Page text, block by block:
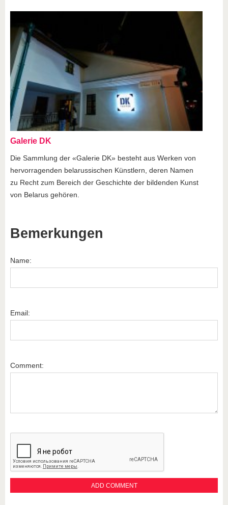
Galerie DK
Die Sammlung der «Galerie DK» besteht aus Werken von
hervorragenden belarussischen Künstlern, deren Namen
zu Recht zum Bereich der Geschichte der bildenden Kunst
von Belarus gehören.
Bemerkungen
Name:
Email:
Comment: